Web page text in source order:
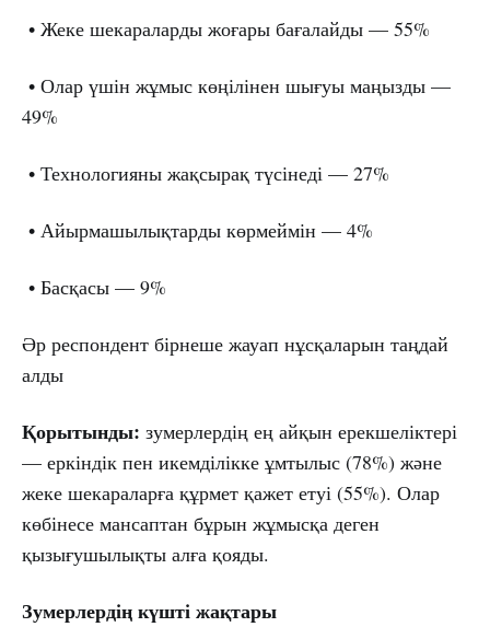
• Жеке шекараларды жоғары бағалайды — 55%
• Олар үшін жұмыс көңілінен шығуы маңызды —
49%
• Технологияны жақсырақ түсінеді — 27%
• Айырмашылықтарды көрмеймін — 4%
• Басқасы — 9%
Әр респондент бірнеше жауап нұсқаларын таңдай
алды
Қорытынды: зумерлердің ең айқын ерекшеліктері
— еркіндік пен икемділікке ұмтылыс (78%) және
жеке шекараларға құрмет қажет етуі (55%). Олар
көбінесе мансаптан бұрын жұмысқа деген
қызығушылықты алға қояды.
Зумерлердің күшті жақтары